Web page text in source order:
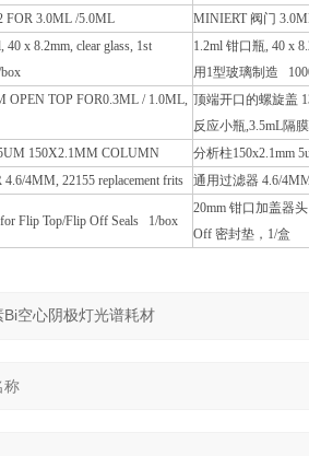
FOR 3.0ML /5.0ML MINIERT 阀门
40 x 8.2mm, clear glass, 1st
1.2ml 钳口瓶, 40 x
用1型玻璃制造
OPEN TOP FOR0.3ML / 1.0ML, 顶端开口的螺旋盖
反应小瓶,3.5mL隔
150X2.1MM COLUMN
分析柱150x2.1mm
4MM, 22155 replacement frits 通用过滤器 4.6/
Flip Top/Flip Off Seals 1/box
20mm 钳口加盖器
Off 密封垫，1/盒